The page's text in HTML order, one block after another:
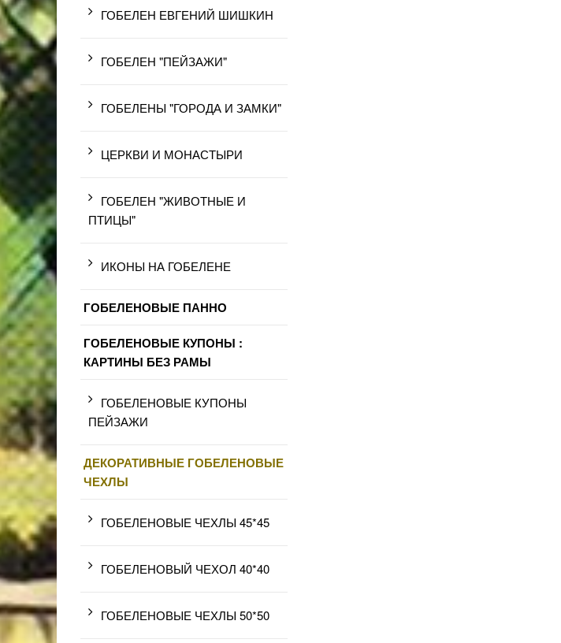
ГОБЕЛЕН ЕВГЕНИЙ ШИШКИН
ГОБЕЛЕН "ПЕЙЗАЖИ"
ГОБЕЛЕНЫ "ГОРОДА И ЗАМКИ"
ЦЕРКВИ И МОНАСТЫРИ
ГОБЕЛЕН "ЖИВОТНЫЕ И
ПТИЦЫ"
ИКОНЫ НА ГОБЕЛЕНЕ
ГОБЕЛЕНОВЫЕ ПАННО
ГОБЕЛЕНОВЫЕ КУПОНЫ :
КАРТИНЫ БЕЗ РАМЫ
ГОБЕЛЕНОВЫЕ КУПОНЫ
ПЕЙЗАЖИ
ДЕКОРАТИВНЫЕ ГОБЕЛЕНОВЫЕ
ЧЕХЛЫ
ГОБЕЛЕНОВЫЕ ЧЕХЛЫ 45*45
ГОБЕЛЕНОВЫЙ ЧЕХОЛ 40*40
ГОБЕЛЕНОВЫЕ ЧЕХЛЫ 50*50